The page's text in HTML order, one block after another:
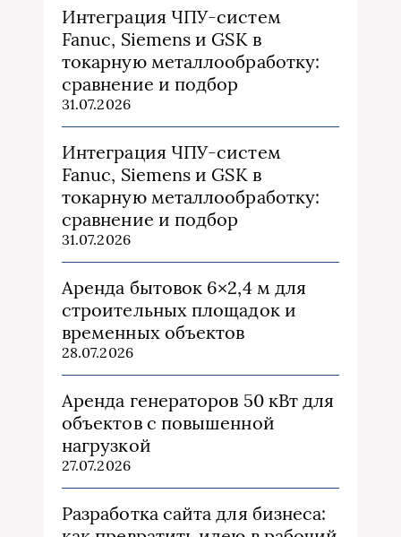
Интеграция ЧПУ-систем
Fanuc, Siemens и GSK в
токарную металлообработку:
сравнение и подбор
31.07.2026
Интеграция ЧПУ-систем
Fanuc, Siemens и GSK в
токарную металлообработку:
сравнение и подбор
31.07.2026
Аренда бытовок 6×2,4 м для
строительных площадок и
временных объектов
28.07.2026
Аренда генераторов 50 кВт для
объектов с повышенной
нагрузкой
27.07.2026
Разработка сайта для бизнеса: